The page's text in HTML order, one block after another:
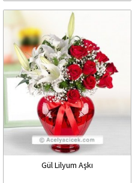
Gül Lilyum Aşkı